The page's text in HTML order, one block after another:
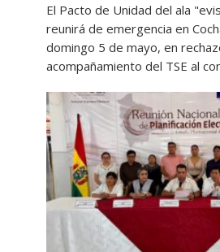
El Pacto de Unidad del ala
reunirá de emergencia en
domingo 5 de mayo, en
acompañamiento del TSE al